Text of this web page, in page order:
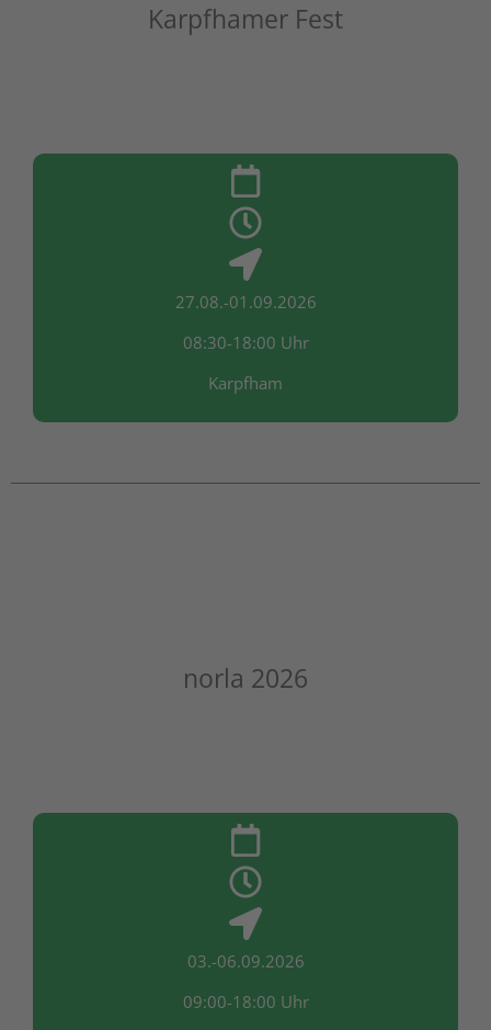
Karpfhamer Fest
27.08.-01.09.2026
08:30-18:00 Uhr
Karpfham
norla 2026
03.-06.09.2026
09:00-18:00 Uhr